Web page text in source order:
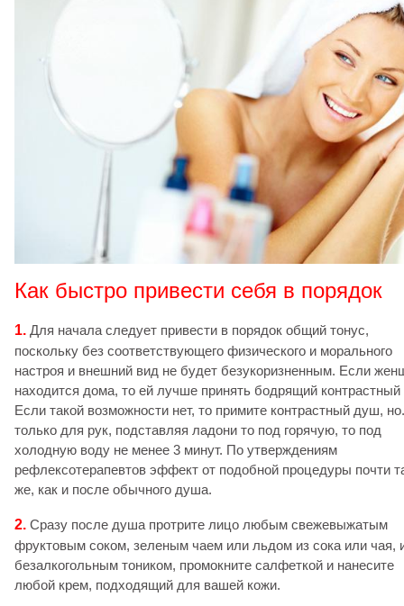
Как быстро привести себя в порядок
1. Для начала следует привести в порядок общий тонус,
поскольку без соответствующего физического и морального
настроя и внешний вид не будет безукоризненным. Если
находится дома, то ей лучше принять бодрящий
Если такой возможности нет, то примите контрастный душ,
только для рук, подставляя ладони то под горячую, то под
холодную воду не менее 3 минут. По утверждениям
рефлексотерапевтов эффект от подобной процедуры почти
же, как и после обычного душа.
2. Сразу после душа протрите лицо любым свежевыжатым
фруктовым соком, зеленым чаем или льдом из сока или чая,
безалкогольным тоником, промокните салфеткой и нанесите
любой крем, подходящий для вашей кожи.